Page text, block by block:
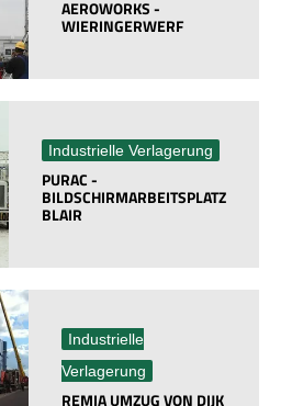
AEROWORKS -
WIERINGERWERF
Industrielle Verlagerung
PURAC -
BILDSCHIRMARBEITSPLATZ
BLAIR
Industrielle
Verlagerung
REMIA UMZUG VON DIJK